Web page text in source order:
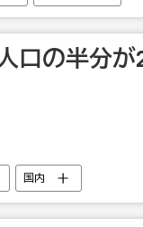
口の半分
国内